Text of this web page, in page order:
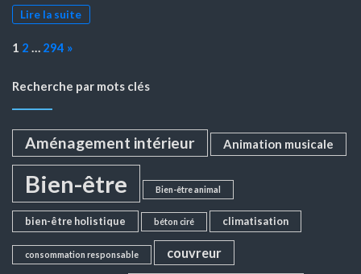
Lire la suite
Page:
1 2 … 294 Next
»
Recherche par mots clés
Aménagement intérieur Animation musicale
Bien-être Bien-être animal
bien-être holistique béton ciré climatisation
consommation responsable couvreur